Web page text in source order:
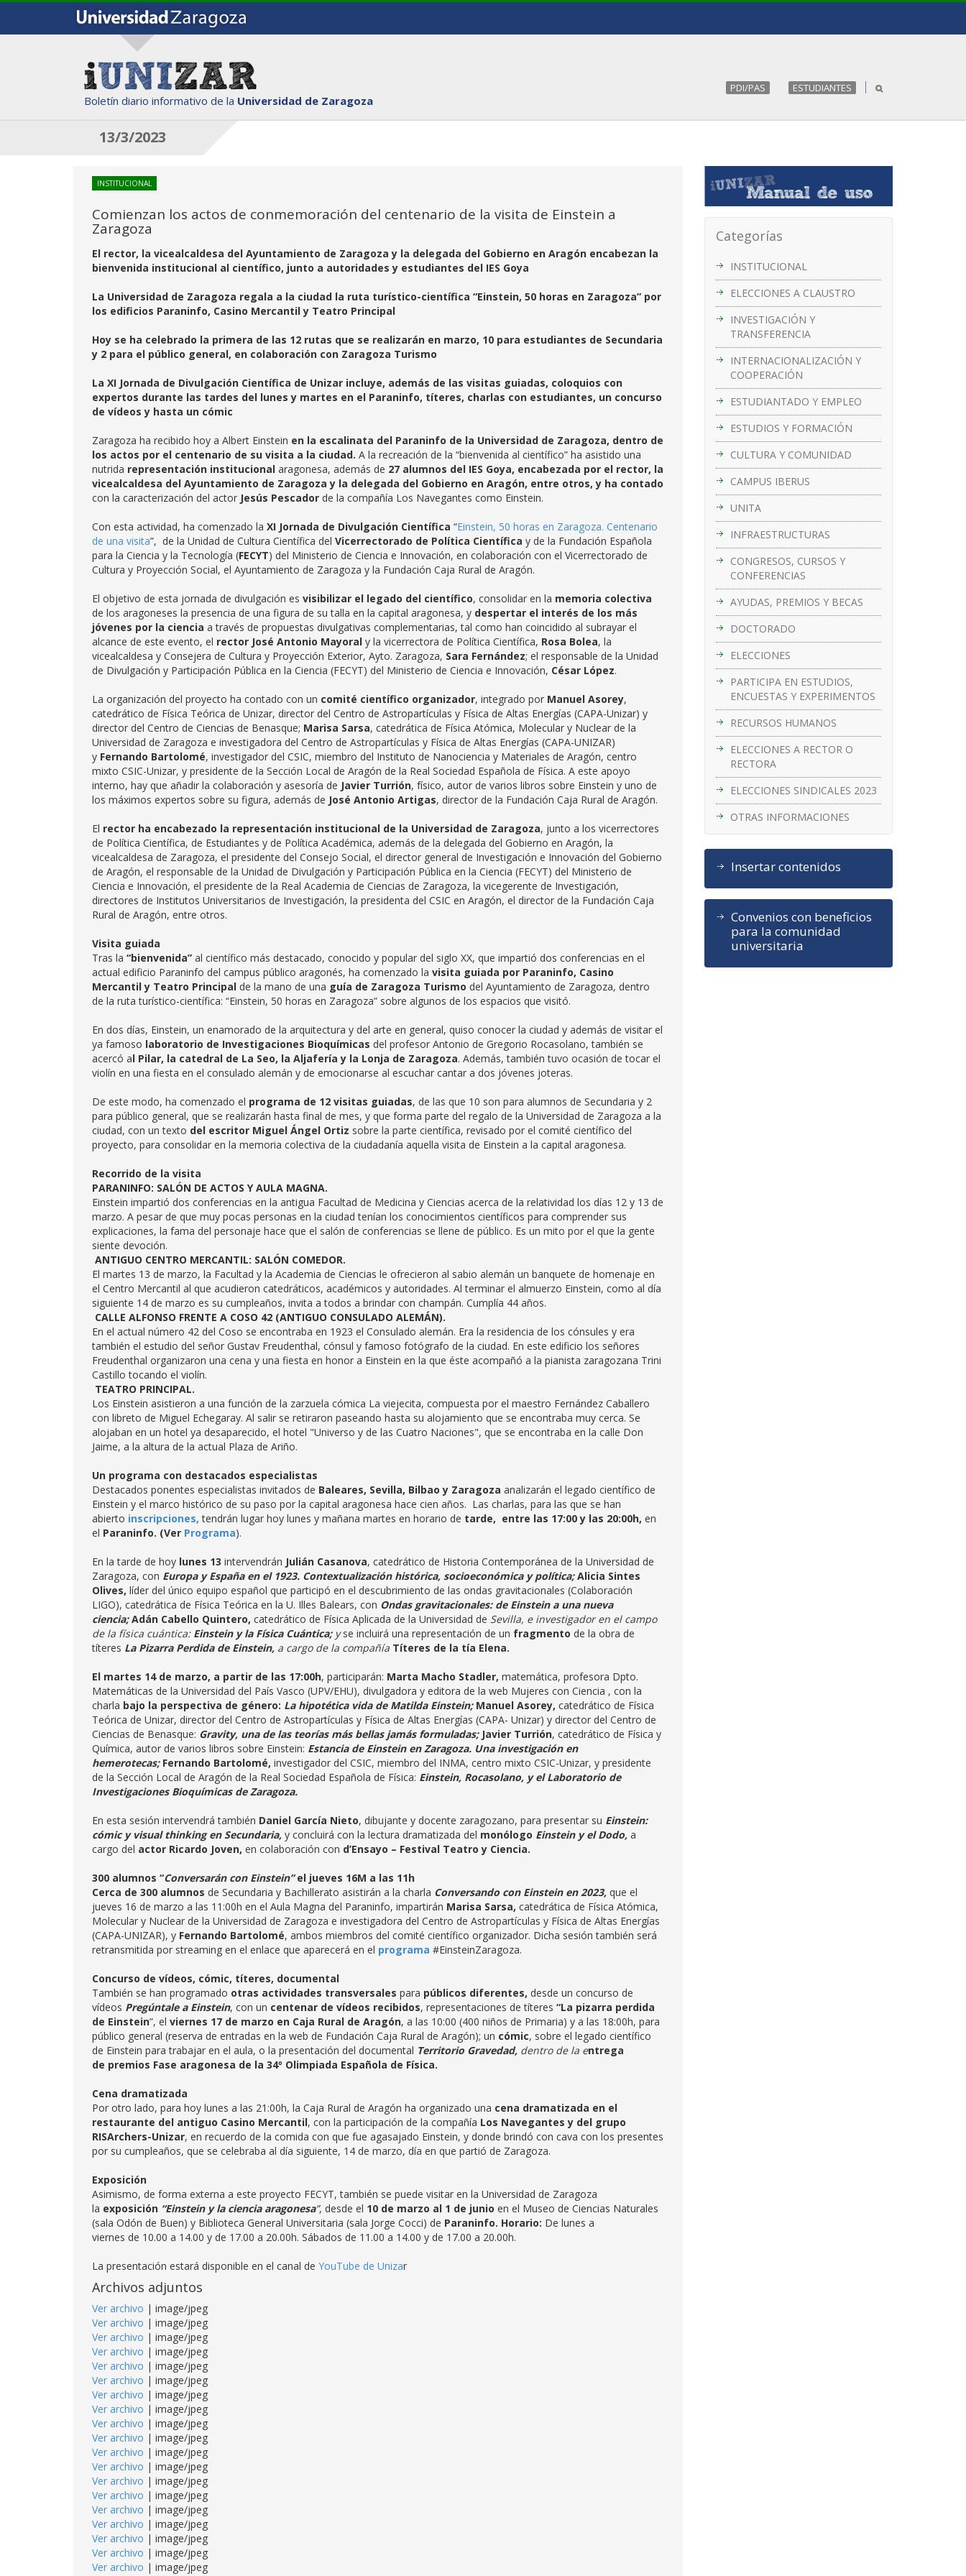
Boletín diario informativo de la Universidad de Zaragoza
PDI/PAS ESTUDIANTES
13/3/2023
Categorías
INSTITUCIONAL
ELECCIONES A CLAUSTRO
INVESTIGACIÓN Y
TRANSFERENCIA
INTERNACIONALIZACIÓN Y
COOPERACIÓN
ESTUDIANTADO Y EMPLEO
ESTUDIOS Y FORMACIÓN
CULTURA Y COMUNIDAD
CAMPUS IBERUS
UNITA
INFRAESTRUCTURAS
CONGRESOS, CURSOS Y
CONFERENCIAS
AYUDAS, PREMIOS Y BECAS
DOCTORADO
ELECCIONES
PARTICIPA EN ESTUDIOS,
ENCUESTAS Y EXPERIMENTOS
RECURSOS HUMANOS
ELECCIONES A RECTOR O
RECTORA
ELECCIONES SINDICALES 2023
OTRAS INFORMACIONES
Insertar contenidos
Convenios con beneficios
para la comunidad
universitaria
INSTITUCIONAL
Comienzan los actos de conmemoración del centenario de la visita de Einstein a
Zaragoza
El rector, la vicealcaldesa del Ayuntamiento de Zaragoza y la delegada del Gobierno en Aragón encabezan la
bienvenida institucional al científico, junto a autoridades y estudiantes del IES Goya
La Universidad de Zaragoza regala a la ciudad la ruta turístico-científica “Einstein, 50 horas en Zaragoza” por
los edificios Paraninfo, Casino Mercantil y Teatro Principal
Hoy se ha celebrado la primera de las 12 rutas que se realizarán en marzo, 10 para estudiantes de Secundaria
y 2 para el público general, en colaboración con Zaragoza Turismo
La XI Jornada de Divulgación Científica de Unizar incluye, además de las visitas guiadas, coloquios con
expertos durante las tardes del lunes y martes en el Paraninfo, títeres, charlas con estudiantes, un concurso
de vídeos y hasta un cómic
Zaragoza ha recibido hoy a Albert Einstein en la escalinata del Paraninfo de la Universidad de Zaragoza, dentro de
los actos por el centenario de su visita a la ciudad. A la recreación de la “bienvenida al científico” ha asistido una
nutrida representación institucional aragonesa, además de 27 alumnos del IES Goya, encabezada por el rector, la
vicealcaldesa del Ayuntamiento de Zaragoza y la delegada del Gobierno en Aragón, entre otros, y ha contado
con la caracterización del actor Jesús Pescador de la compañía Los Navegantes como Einstein.
Con esta actividad, ha comenzado la XI Jornada de Divulgación Científica “Einstein, 50 horas en Zaragoza. Centenario
de una visita”, de la Unidad de Cultura Científica del Vicerrectorado de Política Científica y de la Fundación Española
para la Ciencia y la Tecnología (FECYT) del Ministerio de Ciencia e Innovación, en colaboración con el Vicerrectorado de
Cultura y Proyección Social, el Ayuntamiento de Zaragoza y la Fundación Caja Rural de Aragón.
El objetivo de esta jornada de divulgación es visibilizar el legado del científico, consolidar en la memoria colectiva
de los aragoneses la presencia de una figura de su talla en la capital aragonesa, y despertar el interés de los más
jóvenes por la ciencia a través de propuestas divulgativas complementarias, tal como han coincidido al subrayar el
alcance de este evento, el rector José Antonio Mayoral y la vicerrectora de Política Científica, Rosa Bolea, la
vicealcaldesa y Consejera de Cultura y Proyección Exterior, Ayto. Zaragoza, Sara Fernández; el responsable de la Unidad
de Divulgación y Participación Pública en la Ciencia (FECYT) del Ministerio de Ciencia e Innovación, César López.
La organización del proyecto ha contado con un comité científico organizador, integrado por Manuel Asorey,
catedrático de Física Teórica de Unizar, director del Centro de Astropartículas y Física de Altas Energías (CAPA-Unizar) y
director del Centro de Ciencias de Benasque; Marisa Sarsa, catedrática de Física Atómica, Molecular y Nuclear de la
Universidad de Zaragoza e investigadora del Centro de Astropartículas y Física de Altas Energías (CAPA-UNIZAR)
y Fernando Bartolomé, investigador del CSIC, miembro del Instituto de Nanociencia y Materiales de Aragón, centro
mixto CSIC-Unizar, y presidente de la Sección Local de Aragón de la Real Sociedad Española de Física. A este apoyo
interno, hay que añadir la colaboración y asesoría de Javier Turrión, físico, autor de varios libros sobre Einstein y uno de
los máximos expertos sobre su figura, además de José Antonio Artigas, director de la Fundación Caja Rural de Aragón.
El rector ha encabezado la representación institucional de la Universidad de Zaragoza, junto a los vicerrectores
de Política Científica, de Estudiantes y de Política Académica, además de la delegada del Gobierno en Aragón, la
vicealcaldesa de Zaragoza, el presidente del Consejo Social, el director general de Investigación e Innovación del Gobierno
de Aragón, el responsable de la Unidad de Divulgación y Participación Pública en la Ciencia (FECYT) del Ministerio de
Ciencia e Innovación, el presidente de la Real Academia de Ciencias de Zaragoza, la vicegerente de Investigación,
directores de Institutos Universitarios de Investigación, la presidenta del CSIC en Aragón, el director de la Fundación Caja
Rural de Aragón, entre otros.
Visita guiada
Tras la “bienvenida” al científico más destacado, conocido y popular del siglo XX, que impartió dos conferencias en el
actual edificio Paraninfo del campus público aragonés, ha comenzado la visita guiada por Paraninfo, Casino
Mercantil y Teatro Principal de la mano de una guía de Zaragoza Turismo del Ayuntamiento de Zaragoza, dentro
de la ruta turístico-científica: “Einstein, 50 horas en Zaragoza” sobre algunos de los espacios que visitó.
En dos días, Einstein, un enamorado de la arquitectura y del arte en general, quiso conocer la ciudad y además de visitar el
ya famoso laboratorio de Investigaciones Bioquímicas del profesor Antonio de Gregorio Rocasolano, también se
acercó al Pilar, la catedral de La Seo, la Aljafería y la Lonja de Zaragoza. Además, también tuvo ocasión de tocar el
violín en una fiesta en el consulado alemán y de emocionarse al escuchar cantar a dos jóvenes joteras.
De este modo, ha comenzado el programa de 12 visitas guiadas, de las que 10 son para alumnos de Secundaria y 2
para público general, que se realizarán hasta final de mes, y que forma parte del regalo de la Universidad de Zaragoza a la
ciudad, con un texto del escritor Miguel Ángel Ortiz sobre la parte científica, revisado por el comité científico del
proyecto, para consolidar en la memoria colectiva de la ciudadanía aquella visita de Einstein a la capital aragonesa.
Recorrido de la visita
PARANINFO: SALÓN DE ACTOS Y AULA MAGNA.
Einstein impartió dos conferencias en la antigua Facultad de Medicina y Ciencias acerca de la relatividad los días 12 y 13 de
marzo. A pesar de que muy pocas personas en la ciudad tenían los conocimientos científicos para comprender sus
explicaciones, la fama del personaje hace que el salón de conferencias se llene de público. Es un mito por el que la gente
siente devoción.
ANTIGUO CENTRO MERCANTIL: SALÓN COMEDOR.
El martes 13 de marzo, la Facultad y la Academia de Ciencias le ofrecieron al sabio alemán un banquete de homenaje en
el Centro Mercantil al que acudieron catedráticos, académicos y autoridades. Al terminar el almuerzo Einstein, como al día
siguiente 14 de marzo es su cumpleaños, invita a todos a brindar con champán. Cumplía 44 años.
CALLE ALFONSO FRENTE A COSO 42 (ANTIGUO CONSULADO ALEMÁN).
En el actual número 42 del Coso se encontraba en 1923 el Consulado alemán. Era la residencia de los cónsules y era
también el estudio del señor Gustav Freudenthal, cónsul y famoso fotógrafo de la ciudad. En este edificio los señores
Freudenthal organizaron una cena y una fiesta en honor a Einstein en la que éste acompañó a la pianista zaragozana Trini
Castillo tocando el violín.
TEATRO PRINCIPAL.
Los Einstein asistieron a una función de la zarzuela cómica La viejecita, compuesta por el maestro Fernández Caballero
con libreto de Miguel Echegaray. Al salir se retiraron paseando hasta su alojamiento que se encontraba muy cerca. Se
alojaban en un hotel ya desaparecido, el hotel "Universo y de las Cuatro Naciones", que se encontraba en la calle Don
Jaime, a la altura de la actual Plaza de Ariño.
Un programa con destacados especialistas
Destacados ponentes especialistas invitados de Baleares, Sevilla, Bilbao y Zaragoza analizarán el legado científico de
Einstein y el marco histórico de su paso por la capital aragonesa hace cien años. Las charlas, para las que se han
abierto inscripciones, tendrán lugar hoy lunes y mañana martes en horario de tarde, entre las 17:00 y las 20:00h, en
el Paraninfo. (Ver Programa).
En la tarde de hoy lunes 13 intervendrán Julián Casanova, catedrático de Historia Contemporánea de la Universidad de
Zaragoza, con Europa y España en el 1923. Contextualización histórica, socioeconómica y política;Alicia Sintes
Olives, líder del único equipo español que participó en el descubrimiento de las ondas gravitacionales (Colaboración
LIGO), catedrática de Física Teórica en la U. Illes Balears, con Ondas gravitacionales: de Einstein a una nueva
ciencia;Adán Cabello Quintero, catedrático de Física Aplicada de la Universidad de Sevilla, e investigador en el campo
de la física cuántica: Einstein y la Física Cuántica; y se incluirá una representación de un fragmento de la obra de
títeres La Pizarra Perdida de Einstein, a cargo de la compañía Títeres de la tía Elena.
El martes 14 de marzo, a partir de las 17:00h, participarán: Marta Macho Stadler, matemática, profesora Dpto.
Matemáticas de la Universidad del País Vasco (UPV/EHU), divulgadora y editora de la web Mujeres con Ciencia , con la
charla bajo la perspectiva de género: La hipotética vida de Matilda Einstein; Manuel Asorey, catedrático de Física
Teórica de Unizar, director del Centro de Astropartículas y Física de Altas Energías (CAPA- Unizar) y director del Centro de
Ciencias de Benasque: Gravity, una de las teorías más bellas jamás formuladas; Javier Turrión, catedrático de Física y
Química, autor de varios libros sobre Einstein: Estancia de Einstein en Zaragoza. Una investigación en
hemerotecas; Fernando Bartolomé, investigador del CSIC, miembro del INMA, centro mixto CSIC-Unizar, y presidente
de la Sección Local de Aragón de la Real Sociedad Española de Física: Einstein, Rocasolano, y el Laboratorio de
Investigaciones Bioquímicas de Zaragoza.
En esta sesión intervendrá también Daniel García Nieto, dibujante y docente zaragozano, para presentar su Einstein:
cómic y visual thinking en Secundaria, y concluirá con la lectura dramatizada del monólogo Einstein y el Dodo, a
cargo del actor Ricardo Joven, en colaboración con d’Ensayo – Festival Teatro y Ciencia.
300 alumnos “Conversarán con Einstein”el jueves 16M a las 11h
Cerca de 300 alumnos de Secundaria y Bachillerato asistirán a la charla Conversando con Einstein en 2023, que el
jueves 16 de marzo a las 11:00h en el Aula Magna del Paraninfo, impartirán Marisa Sarsa, catedrática de Física Atómica,
Molecular y Nuclear de la Universidad de Zaragoza e investigadora del Centro de Astropartículas y Física de Altas Energías
(CAPA-UNIZAR), y Fernando Bartolomé, ambos miembros del comité científico organizador. Dicha sesión también será
retransmitida por streaming en el enlace que aparecerá en el programa #EinsteinZaragoza.
Concurso de vídeos, cómic, títeres, documental
También se han programado otras actividades transversales para públicos diferentes, desde un concurso de
vídeos Pregúntale a Einstein, con un centenar de vídeos recibidos, representaciones de títeres “La pizarra perdida
de Einstein”, el viernes 17 de marzo en Caja Rural de Aragón, a las 10:00 (400 niños de Primaria) y a las 18:00h, para
público general (reserva de entradas en la web de Fundación Caja Rural de Aragón); un cómic, sobre el legado científico
de Einstein para trabajar en el aula, o la presentación del documental Territorio Gravedad, dentro de la entrega
de premios Fase aragonesa de la 34º Olimpiada Española de Física.
Cena dramatizada
Por otro lado, para hoy lunes a las 21:00h, la Caja Rural de Aragón ha organizado una cena dramatizada en el
restaurante del antiguo Casino Mercantil, con la participación de la compañía Los Navegantes y del grupo
RISArchers-Unizar, en recuerdo de la comida con que fue agasajado Einstein, y donde brindó con cava con los presentes
por su cumpleaños, que se celebraba al día siguiente, 14 de marzo, día en que partió de Zaragoza.
Exposición
Asimismo, de forma externa a este proyecto FECYT, también se puede visitar en la Universidad de Zaragoza
la exposición “Einstein y la ciencia aragonesa”, desde el 10 de marzo al 1 de junio en el Museo de Ciencias Naturales
(sala Odón de Buen) y Biblioteca General Universitaria (sala Jorge Cocci) de Paraninfo. Horario: De lunes a
viernes de 10.00 a 14.00 y de 17.00 a 20.00h. Sábados de 11.00 a 14.00 y de 17.00 a 20.00h.
La presentación estará disponible en el canal de YouTube de Unizar
Archivos adjuntos
Ver archivo | image/jpeg
Ver archivo | image/jpeg
Ver archivo | image/jpeg
Ver archivo | image/jpeg
Ver archivo | image/jpeg
Ver archivo | image/jpeg
Ver archivo | image/jpeg
Ver archivo | image/jpeg
Ver archivo | image/jpeg
Ver archivo | image/jpeg
Ver archivo | image/jpeg
Ver archivo | image/jpeg
Ver archivo | image/jpeg
Ver archivo | image/jpeg
Ver archivo | image/jpeg
Ver archivo | image/jpeg
Ver archivo | image/jpeg
Ver archivo | image/jpeg
Ver archivo | image/jpeg